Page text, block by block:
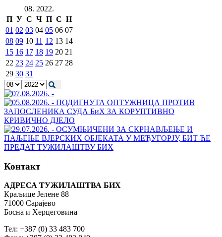
08. 2022.
П У С Ч П С Н
01 02 03 04 05 06 07
08 09 10 11 12 13 14
15 16 17 18 19 20 21
22 23 24 25 26 27 28
29 30 31
Контакт
АДРЕСА ТУЖИЛАШТВА БИХ
Краљице Јелене 88
71000 Сарајево
Босна и Херцеговина
Тел: +387 (0) 33 483 700